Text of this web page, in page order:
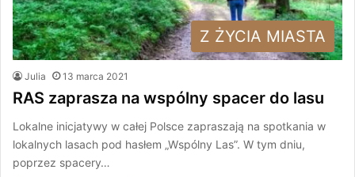
Z ŻYCIA MIASTA
Julia 13 marca 2021
RAS zaprasza na wspólny spacer do lasu
Lokalne inicjatywy w całej Polsce zapraszają na spotkania w
lokalnych lasach pod hasłem „Wspólny Las”. W tym dniu,
poprzez spacery…